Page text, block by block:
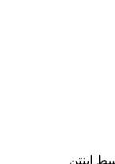
اینتن